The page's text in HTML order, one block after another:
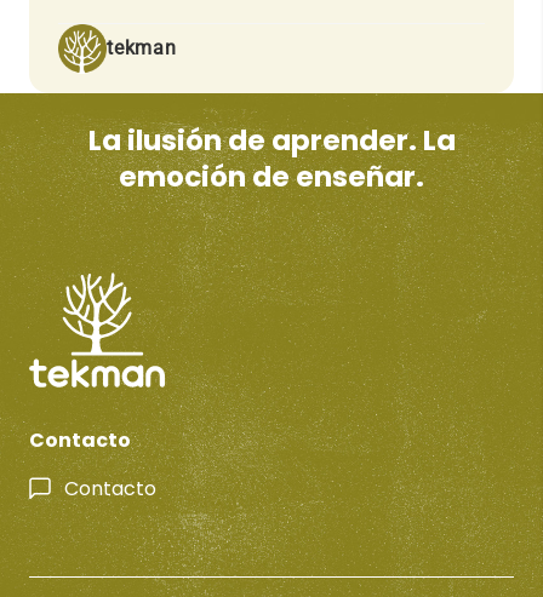
tekman
La ilusión de aprender. La
emoción de enseñar.
Contacto
Contacto